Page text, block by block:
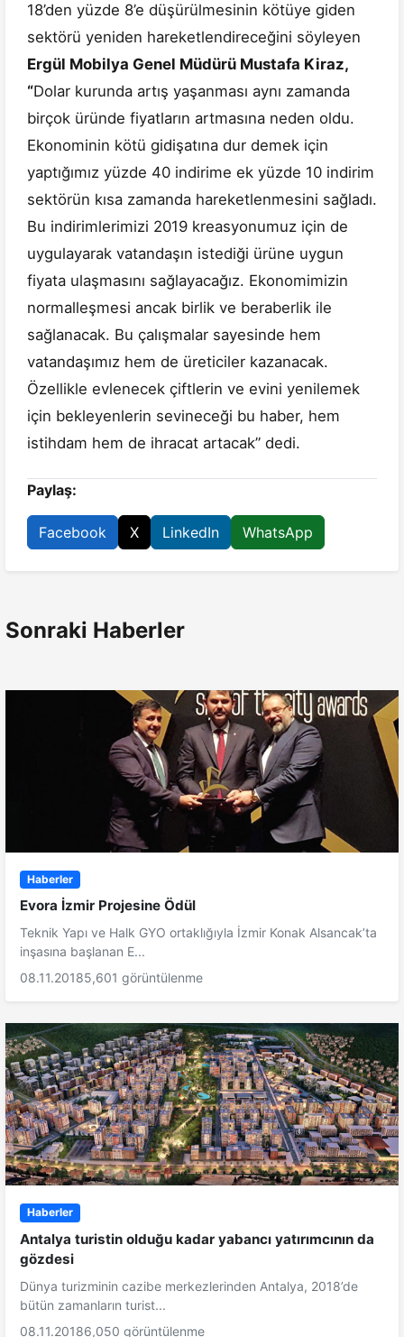
18’den yüzde 8’e düşürülmesinin kötüye giden
sektörü yeniden hareketlendireceğini söyleyen
Ergül Mobilya Genel Müdürü Mustafa Kiraz,
“Dolar kurunda artış yaşanması aynı zamanda
birçok üründe fiyatların artmasına neden oldu.
Ekonominin kötü gidişatına dur demek için
yaptığımız yüzde 40 indirime ek yüzde 10 indirim
sektörün kısa zamanda hareketlenmesini sağladı.
Bu indirimlerimizi 2019 kreasyonumuz için de
uygulayarak vatandaşın istediği ürüne uygun
fiyata ulaşmasını sağlayacağız. Ekonomimizin
normalleşmesi ancak birlik ve beraberlik ile
sağlanacak. Bu çalışmalar sayesinde hem
vatandaşımız hem de üreticiler kazanacak.
Özellikle evlenecek çiftlerin ve evini yenilemek
için bekleyenlerin sevineceği bu haber, hem
istihdam hem de ihracat artacak” dedi.
Paylaş:
Facebook X LinkedIn WhatsApp
Sonraki Haberler
Haberler
Evora İzmir Projesine Ödül
Teknik Yapı ve Halk GYO ortaklığıyla İzmir Konak Alsancak’ta
inşasına başlanan E...
08.11.20185,601 görüntülenme
Haberler
Antalya turistin olduğu kadar yabancı yatırımcının da
gözdesi
Dünya turizminin cazibe merkezlerinden Antalya, 2018’de
bütün zamanların turist...
08.11.20186,050 görüntülenme